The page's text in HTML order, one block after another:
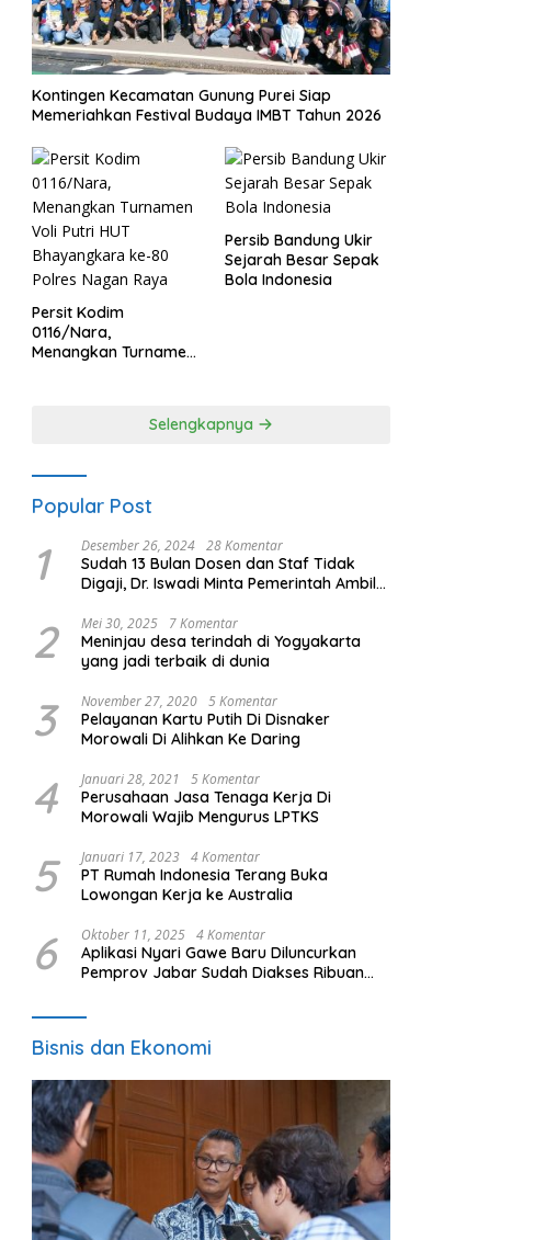
Kontingen Kecamatan Gunung Purei Siap
Memeriahkan Festival Budaya IMBT Tahun 2026
Persit Kodim
0116/Nara,
Menangkan Turnamen
Persib Bandung Ukir
Sejarah Besar Sepak
Bola Indonesia
Selengkapnya
Popular Post
1 Desember 26, 2024 28 Komentar
Sudah 13 Bulan Dosen dan Staf Tidak
Digaji, Dr. Iswadi Minta Pemerintah Ambil
2 Mei 30, 2025 7 Komentar
Meninjau desa terindah di Yogyakarta
yang jadi terbaik di dunia
3 November 27, 2020 5 Komentar
Pelayanan Kartu Putih Di Disnaker
Morowali Di Alihkan Ke Daring
4 Januari 28, 2021 5 Komentar
Perusahaan Jasa Tenaga Kerja Di
Morowali Wajib Mengurus LPTKS
5 Januari 17, 2023 4 Komentar
PT Rumah Indonesia Terang Buka
Lowongan Kerja ke Australia
6 Oktober 11, 2025 4 Komentar
Aplikasi Nyari Gawe Baru Diluncurkan
Pemprov Jabar Sudah Diakses Ribuan
Bisnis dan Ekonomi